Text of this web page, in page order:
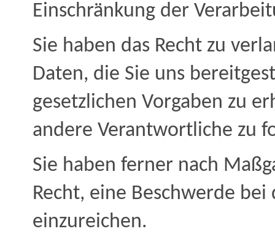
Einschränkung der
Sie haben das Recht zu
Daten, die Sie uns
gesetzlichen Vorgaben zu
andere Verantwortliche zu
Sie haben ferner nach
Recht, eine Beschwerde
einzureichen.